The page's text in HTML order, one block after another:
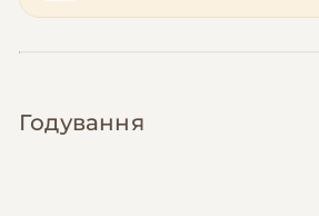
Годування